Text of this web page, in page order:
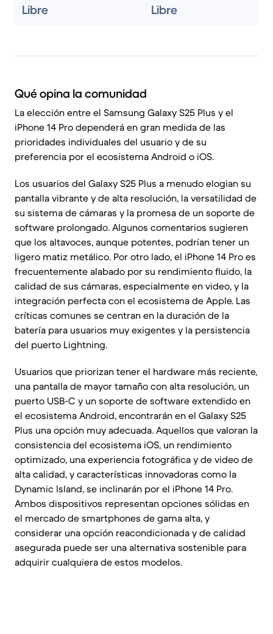
Libre Libre
Qué opina la comunidad
La elección entre el Samsung Galaxy S25 Plus y el
iPhone 14 Pro dependerá en gran medida de las
prioridades individuales del usuario y de su
preferencia por el ecosistema Android o iOS.
Los usuarios del Galaxy S25 Plus a menudo elogian su
pantalla vibrante y de alta resolución, la versatilidad de
su sistema de cámaras y la promesa de un soporte de
software prolongado. Algunos comentarios sugieren
que los altavoces, aunque potentes, podrían tener un
ligero matiz metálico. Por otro lado, el iPhone 14 Pro es
frecuentemente alabado por su rendimiento fluido, la
calidad de sus cámaras, especialmente en video, y la
integración perfecta con el ecosistema de Apple. Las
críticas comunes se centran en la duración de la
batería para usuarios muy exigentes y la persistencia
del puerto Lightning.
Usuarios que priorizan tener el hardware más reciente,
una pantalla de mayor tamaño con alta resolución, un
puerto USB-C y un soporte de software extendido en
el ecosistema Android, encontrarán en el Galaxy S25
Plus una opción muy adecuada. Aquellos que valoran la
consistencia del ecosistema iOS, un rendimiento
optimizado, una experiencia fotográfica y de video de
alta calidad, y características innovadoras como la
Dynamic Island, se inclinarán por el iPhone 14 Pro.
Ambos dispositivos representan opciones sólidas en
el mercado de smartphones de gama alta, y
considerar una opción reacondicionada y de calidad
asegurada puede ser una alternativa sostenible para
adquirir cualquiera de estos modelos.